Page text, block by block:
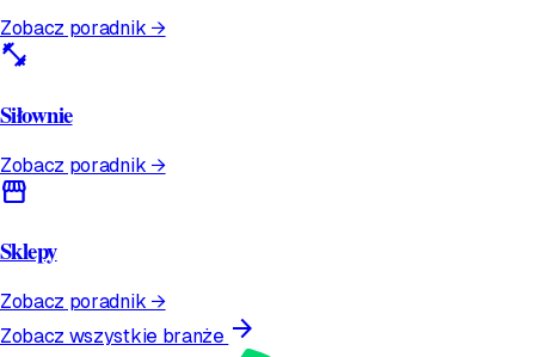
Zobacz poradnik →
fitness_center
Siłownie
Zobacz poradnik →
storefront
Sklepy
Zobacz poradnik →
Zobacz wszystkie branże arrow_forward